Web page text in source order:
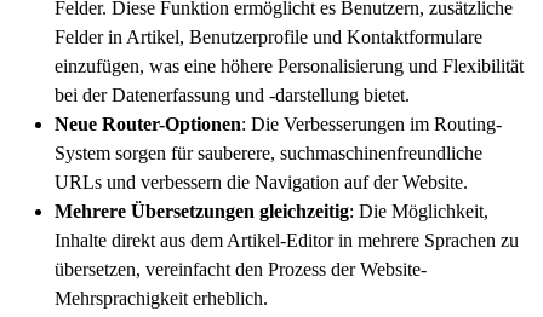
Felder. Diese Funktion ermöglicht es Benutzern, zusätzliche
Felder in Artikel, Benutzerprofile und Kontaktformulare
einzufügen, was eine höhere Personalisierung und Flexibilität
bei der Datenerfassung und -darstellung bietet.
Neue Router-Optionen: Die Verbesserungen im Routing-
System sorgen für sauberere, suchmaschinenfreundliche
URLs und verbessern die Navigation auf der Website.
Mehrere Übersetzungen gleichzeitig: Die Möglichkeit,
Inhalte direkt aus dem Artikel-Editor in mehrere Sprachen zu
übersetzen, vereinfacht den Prozess der Website-
Mehrsprachigkeit erheblich.